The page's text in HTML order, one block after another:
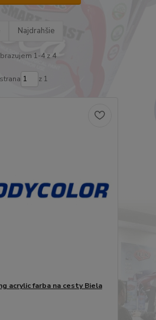
Najdrahšie
1-4 z 4
strana z 1
acrylic farba na cesty Biela